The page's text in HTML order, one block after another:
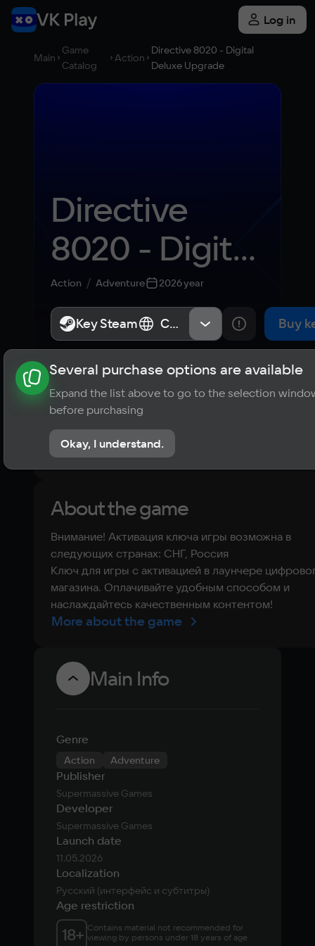
Log in
Main
Game
Catalog
Action
Directive 8020 - Digital
Deluxe Upgrade
Directive
8020 - Digital
Deluxe
Upgrade
Action Adventure 2026 year
Key Steam СНГ, Россия Buy
About the game News Requirements
? Player ratings
No reviews
About the game
Внимание! Активация ключа игры возможна в
следующих странах: СНГ, Россия
Ключ для игры с активацией в лаунчере
магазина. Оплачивайте удобным способом и
наслаждайтесь качественным контентом!
More about the game
Main Info
Genre
Action Adventure
Publisher
Supermassive Games
Developer
Supermassive Games
Launch date
11.05.2026
Localization
Русский (интерфейс и субтитры)
Age restriction
18+ Contains material not recommended for
viewing by persons under 18 years of age
Key Steam СНГ, Россия
Several purchase options are available
Expand the list above to go to the selection
before purchasing
Okay, I understand.